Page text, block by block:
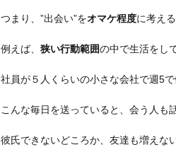
つまり、”出会い”をオマケ程度に考え
例えば、 狭い行動範囲の中で生活をし
社員が５人くらいの小さな会社で週5
こんな毎日を送っていると、会う人も
彼氏できないどころか、友達も増えない